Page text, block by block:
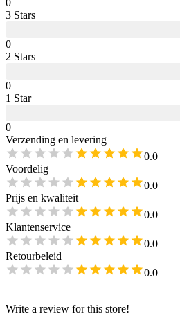
0
3 Stars
0
2 Stars
0
1 Star
0
Verzending en levering
0.0
Voordelig
0.0
Prijs en kwaliteit
0.0
Klantenservice
0.0
Retourbeleid
0.0
Write a review for this store!